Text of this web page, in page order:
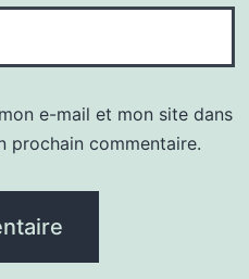
e-mail et mon site dans
prochain commentaire.